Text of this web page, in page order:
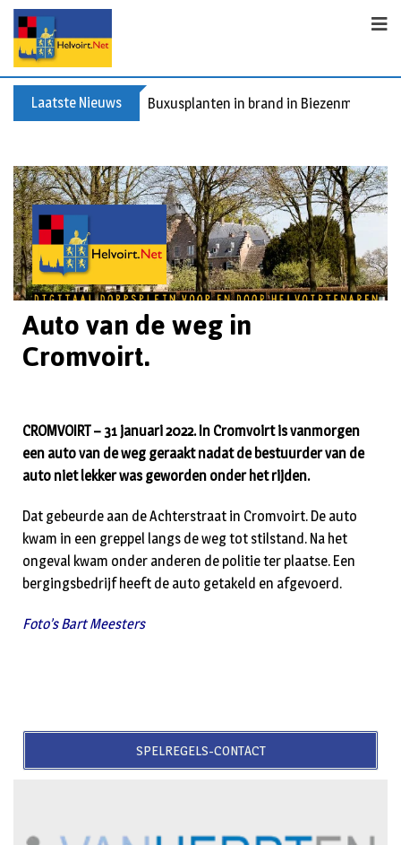
Laatste Nieuws Buxusplanten in brand in Biezenmortel,
Auto van de weg in
Cromvoirt.
CROMVOIRT – 31 januari 2022. In Cromvoirt is vanmorgen
een auto van de weg geraakt nadat de bestuurder van de
auto niet lekker was geworden onder het rijden.
Dat gebeurde aan de Achterstraat in Cromvoirt. De auto
kwam in een greppel langs de weg tot stilstand. Na het
ongeval kwam onder anderen de politie ter plaatse. Een
bergingsbedrijf heeft de auto getakeld en afgevoerd.
Foto’s Bart Meesters
SPELREGELS-CONTACT